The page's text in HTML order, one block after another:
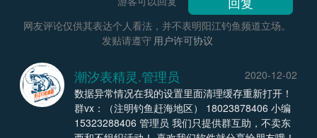
网友评论仅供其表达个人看法，并不表明阳江钓鱼频道立场。
发贴请遵守 用户许可协议
潮汐表精灵.管理员
2020-12-02
数据异常情况在我的设置里面清理缓存重新打开！
群vx：（注明钓鱼赶海地区） 18023878406 小编
15323288406 管理员 我们只提供群互助，不卖东